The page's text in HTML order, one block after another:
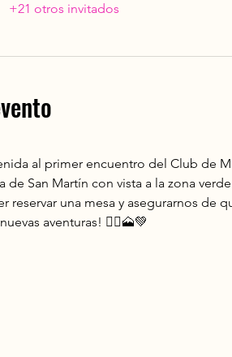
+21 otros invitados
al primer encuentro del Club de
de San Martín con vista a la zona
reservar una mesa y asegurarnos
aventuras! 🚶‍♀️🗻💚